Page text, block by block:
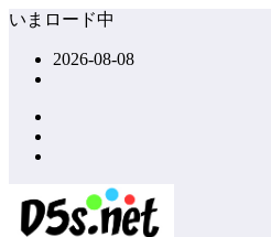
コ
ッ
プ
いまロード中
2026-08-08